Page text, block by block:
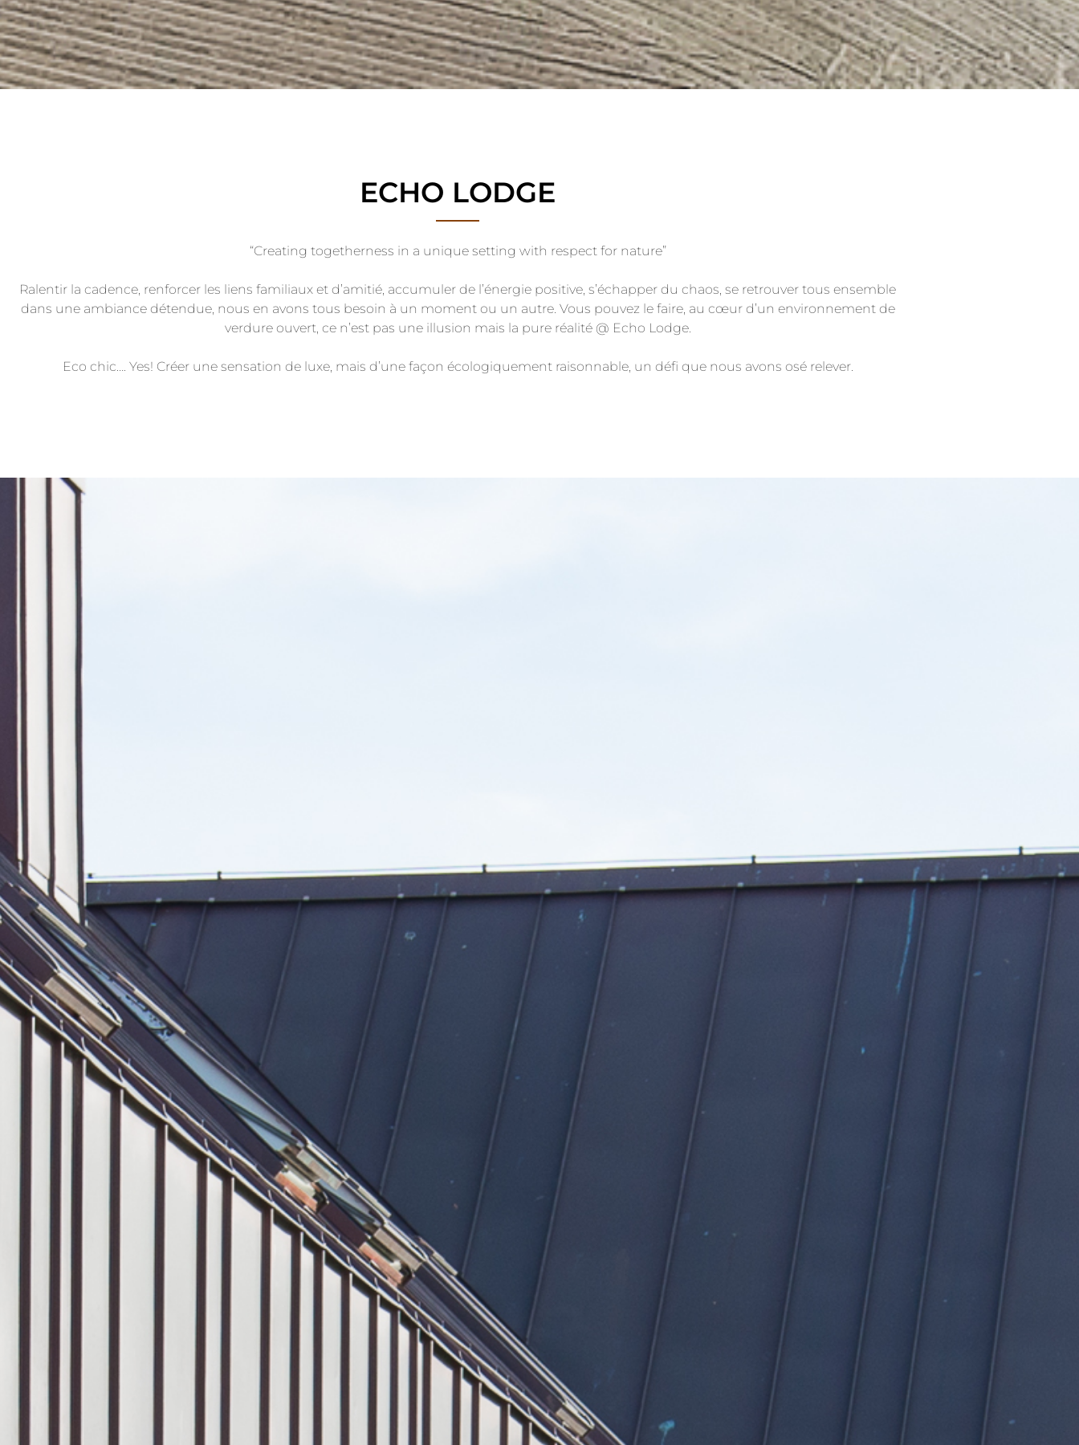
ECHO LODGE
“Creating togetherness in a unique setting with respect for nature”
Ralentir la cadence, renforcer les liens familiaux et d’amitié, accumuler de l’énergie positive, s’échapper du chaos, se retrouver tous ensemble
dans une ambiance détendue, nous en avons tous besoin à un moment ou un autre. Vous pouvez le faire, au cœur d’un environnement de
verdure ouvert, ce n’est pas une illusion mais la pure réalité @ Echo Lodge.
Eco chic…. Yes! Créer une sensation de luxe, mais d’une façon écologiquement raisonnable, un défi que nous avons osé relever.